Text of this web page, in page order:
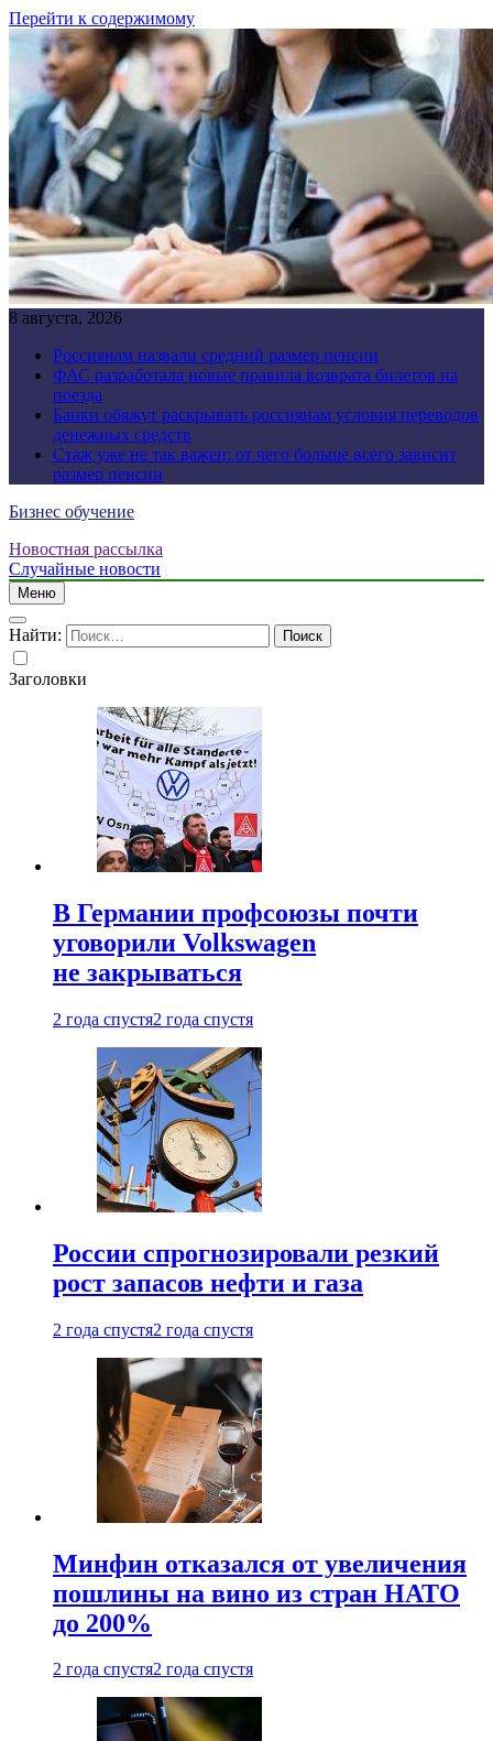
Перейти к содержимому
8 августа, 2026
Россиянам назвали средний размер пенсии
ФАС разработала новые правила возврата билетов на
поезда
Банки обяжут раскрывать россиянам условия переводов
денежных средств
Стаж уже не так важен: от чего больше всего зависит
размер пенсии
Бизнес обучение
Новостная рассылка
Случайные новости
Меню
Найти:
Заголовки
В Германии профсоюзы почти
уговорили Volkswagen
не закрываться
2 года спустя2 года спустя
России спрогнозировали резкий
рост запасов нефти и газа
2 года спустя2 года спустя
Минфин отказался от увеличения
пошлины на вино из стран НАТО
до 200%
2 года спустя2 года спустя